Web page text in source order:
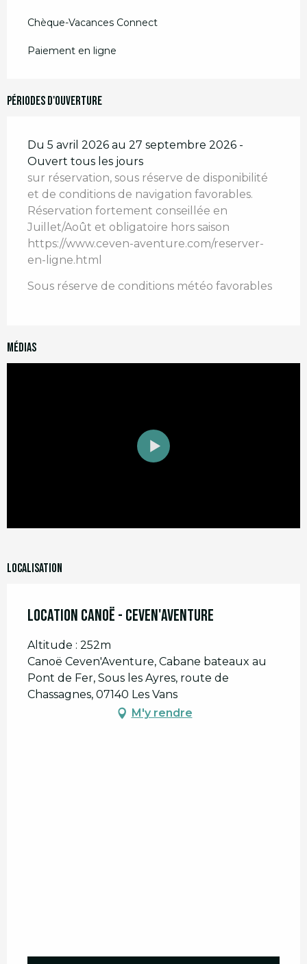
Chèque-Vacances Connect
Paiement en ligne
Périodes d'ouverture
Du 5 avril 2026 au 27 septembre 2026 -
Ouvert tous les jours
sur réservation, sous réserve de disponibilité
et de conditions de navigation favorables.
Réservation fortement conseillée en
Juillet/Août et obligatoire hors saison
https://www.ceven-aventure.com/reserver-
en-ligne.html
Sous réserve de conditions météo favorables
Médias
Localisation
Location canoë - Ceven'Aventure
Altitude : 252m
Canoë Ceven'Aventure, Cabane bateaux au
Pont de Fer, Sous les Ayres, route de
Chassagnes, 07140 Les Vans
M'y rendre